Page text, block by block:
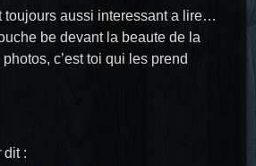
toujours aussi interessant a lire…
be devant la beaute de la
c’est toi qui les prend
dit :